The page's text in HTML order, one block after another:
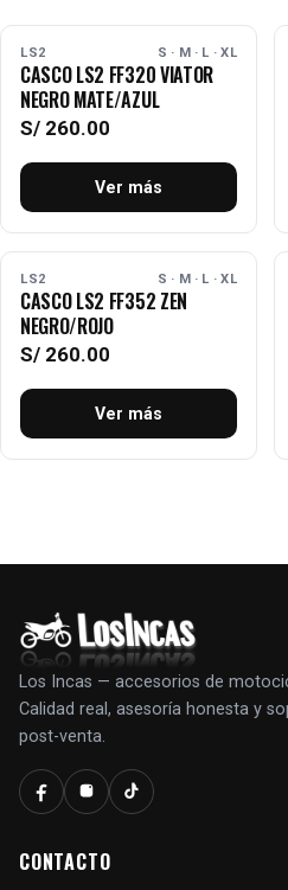
AGOTADO
LS2 S · M · L · XL
CASCO LS2 FF320 VIATOR
NEGRO MATE/AZUL
S/ 260.00
Ver más
AGOTADO
LS2 S · M · L · XL
CASCO LS2 FF352 ZEN
NEGRO/ROJO
S/ 260.00
Ver más
Los Incas — accesorios de
Calidad real, asesoría honesta y
post-venta.
CONTACTO